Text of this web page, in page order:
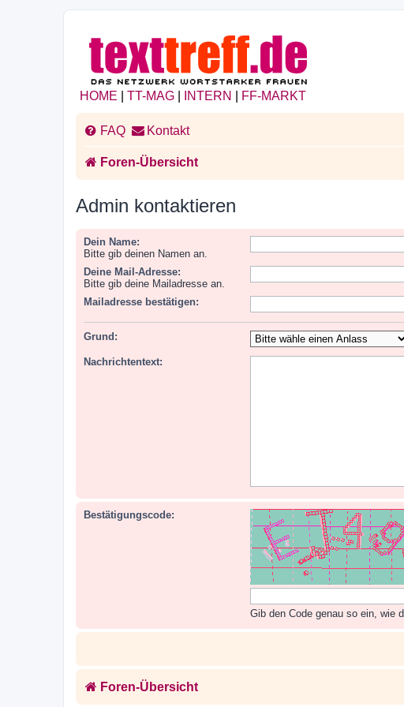
HOME TT-MAG INTERN FF-MARKT
FAQ Kontakt
Foren-Übersicht
Admin kontaktieren
Dein Name:
Bitte gib deinen Namen an.
Deine Mail-Adresse:
Bitte gib deine Mailadresse an.
Mailadresse bestätigen:
Grund:
Nachrichtentext:
Bestätigungscode:
Gib den Code genau so ein, wie
Foren-Übersicht